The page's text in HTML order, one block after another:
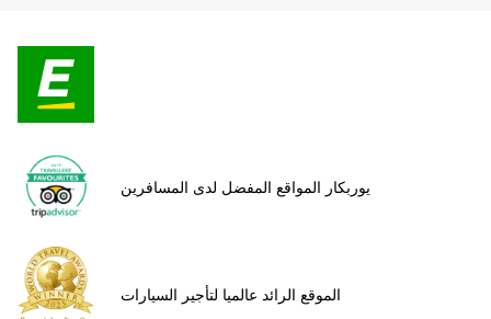
يوربكار المواقع المفضل لدى المسافرين
الموقع الرائد عالميا لتأجير السيارات